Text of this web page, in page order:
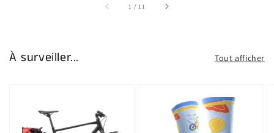
1 /sur
11
À surveiller... Tout afficher